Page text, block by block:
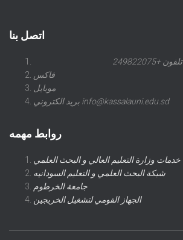
اتصل بنا
تلفون +249822075
فاكس
موبايل
بريد الكتروني info@kassalauni.edu.sd
روابط مهمه
خدمات وزارة التعليم العالي و البحث العلمي
شبكة البحث العلمي و التعليم السودانيه
جامعة الخرطوم
الجهاز القومي لتشغيل الخريجين